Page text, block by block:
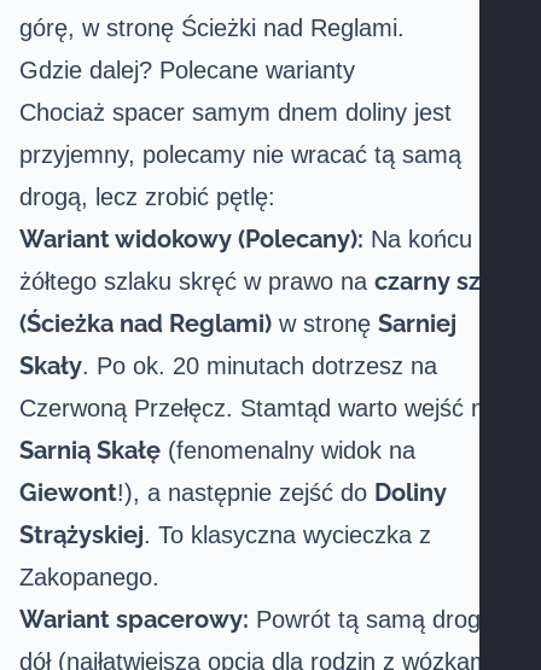
górę, w stronę Ścieżki nad Reglami.
Gdzie dalej? Polecane warianty
Chociaż spacer samym dnem doliny jest
przyjemny, polecamy nie wracać tą samą
drogą, lecz zrobić pętlę:
Wariant widokowy (Polecany): Na końcu
żółtego szlaku skręć w prawo na czarny szlak
(Ścieżka nad Reglami) w stronę Sarniej
Skały. Po ok. 20 minutach dotrzesz na
Czerwoną Przełęcz. Stamtąd warto wejść na
Sarnią Skałę (fenomenalny widok na
Giewont!), a następnie zejść do Doliny
Strążyskiej. To klasyczna wycieczka z
Zakopanego.
Wariant spacerowy: Powrót tą samą drogą w
dół (najłatwiejsza opcja dla rodzin z wózkami